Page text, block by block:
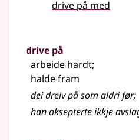
drive på med
drive på
arbeide hardt;
halde fram
dei dreiv på som aldri før;
han aksepterte ikkje